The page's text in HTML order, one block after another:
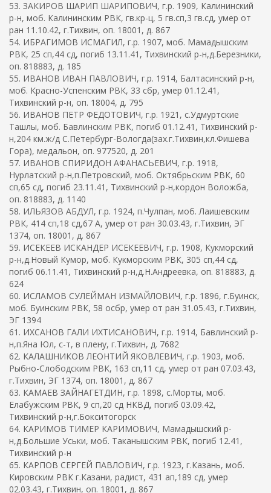
53. ЗАКИРОВ ШАРИП ШАРИПОВИЧ, г.р. 1909, Калининский
р-н, моб. Калининским РВК, гв.кр-ц, 5 гв.сп,3 гв.сд, умер от
ран 11.10.42, г.Тихвин, оп. 18001, д. 867
54. ИБРАГИМОВ ИСМАГИЛ, г.р. 1907, моб. Мамадышским
РВК, 25 сп,44 сд, погиб 13.11.41, Тихвинский р-н,д.Березники,
оп. 818883, д. 185
55. ИВАНОВ ИВАН ПАВЛОВИЧ, г.р. 1914, Балтасинский р-н,
моб. Красно-Успенским РВК, 33 сбр, умер 01.12.41,
Тихвинский р-н, оп. 18004, д. 795
56. ИВАНОВ ПЕТР ФЕДОТОВИЧ, г.р. 1921, с.Удмуртские
Ташлы, моб. Бавлинским РВК, погиб 01.12.41, Тихвинский р-
н,204 км.ж/д С.Петербург-Вологда(зах.г.Тихвин,кл.Фишева
Гора), медальон, оп. 977520, д. 201
57. ИВАНОВ СПИРИДОН АФАНАСЬЕВИЧ, г.р. 1918,
Нурлатский р-н,п.Петровский, моб. Октябрьским РВК, 60
сп,65 сд, погиб 23.11.41, Тихвинский р-н,кордон Воложба,
оп. 818883, д. 1140
58. ИЛЬЯЗОВ АБДУЛ, г.р. 1924, п.Чулпан, моб. Лаишевским
РВК, 414 сп,18 сд,67 А, умер от ран 30.03.43, г.Тихвин, ЭГ
1374, оп. 18001, д. 867
59. ИСЕКЕЕВ ИСКАНДЕР ИСЕКЕЕВИЧ, г.р. 1908, Кукморский
р-н,д.Новый Кумор, моб. Кукморским РВК, 305 сп,44 сд,
погиб 06.11.41, Тихвинский р-н,д.Н.Андреевка, оп. 818883, д.
624
60. ИСЛАМОВ СУЛЕЙМАН ИЗМАЙЛОВИЧ, г.р. 1896, г.Буинск,
моб. Буинским РВК, 58 осбр, умер от ран 31.05.43, г.Тихвин,
ЭГ 1394
61. ИХСАНОВ ГАЛИ ИХТИСАНОВИЧ, г.р. 1914, Бавлинский р-
н,п.Яна Юл, с-т, в плену, г.Тихвин, д. 7682
62. КАЛАШНИКОВ ЛЕОНТИЙ ЯКОВЛЕВИЧ, г.р. 1903, моб.
Рыбно-Слободским РВК, 163 сп,11 сд, умер от ран 07.03.43,
г.Тихвин, ЭГ 1374, оп. 18001, д. 867
63. КАМАЕВ ЗАЙНАГЕТДИН, г.р. 1898, с.Морты, моб.
Елабужским РВК, 9 сп,20 сд НКВД, погиб 03.09.42,
Тихвинский р-н,г.Бокситогорск
64. КАРИМОВ ТИМЕР КАРИМОВИЧ, Мамадышский р-
н,д.Большие Уськи, моб. Таканышским РВК, погиб 12.41,
Тихвинский р-н
65. КАРПОВ СЕРГЕЙ ПАВЛОВИЧ, г.р. 1923, г.Казань, моб.
Кировским РВК г.Казани, радист, 431 ап,189 сд, умер
02.03.43, г.Тихвин, оп. 18001, д. 867